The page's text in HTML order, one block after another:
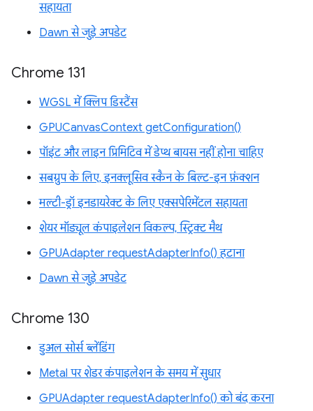
सहायता
Dawn से जुड़े अपडेट
Chrome 131
WGSL में क्लिप डिस्टैंस
GPUCanvasContext getConfiguration()
पॉइंट और लाइन प्रिमिटिव में डेप्थ बायस नहीं होना चाहिए
सबग्रुप के लिए, इनक्लूसिव स्कैन के बिल्ट-इन फ़ंक्शन
मल्टी-ड्रॉ इनडायरेक्ट के लिए एक्सपेरिमेंटल सहायता
शेयर मॉड्यूल कंपाइलेशन विकल्प, स्ट्रिक्ट मैथ
GPUAdapter requestAdapterInfo() हटाना
Dawn से जुड़े अपडेट
Chrome 130
डुअल सोर्स ब्लेंडिंग
Metal पर शेडर कंपाइलेशन के समय में सुधार
GPUAdapter requestAdapterInfo() को बंद करना